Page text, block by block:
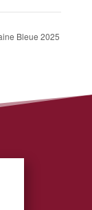
Bleue 2025